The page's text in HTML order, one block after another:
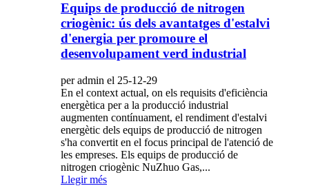
Equips de producció de nitrogen
criogènic: ús dels avantatges d'estalvi
d'energia per promoure el
desenvolupament verd industrial
per admin el 25-12-29
En el context actual, on els requisits d'eficiència
energètica per a la producció industrial
augmenten contínuament, el rendiment d'estalvi
energètic dels equips de producció de nitrogen
s'ha convertit en el focus principal de l'atenció de
les empreses. Els equips de producció de
nitrogen criogènic NuZhuo Gas,...
Llegir més